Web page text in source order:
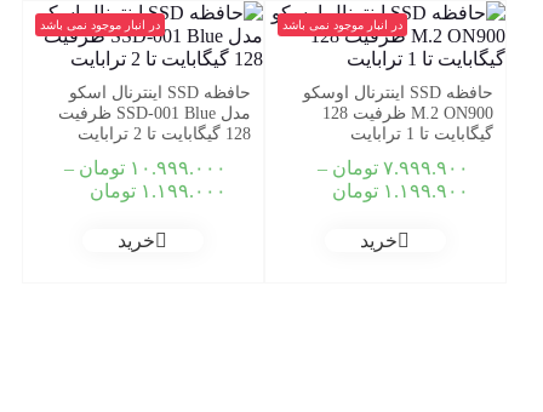
در انبار موجود نمی باشد
حافظه SSD اینترنال اوسکو
M.2 ON900 ظرفیت 128
گیگابایت تا 1 ترابایت
۷.۹۹۹.۹۰۰ تومان –
۱.۱۹۹.۹۰۰ تومان
خرید
در انبار موجود نمی باشد
حافظه SSD اینترنال اسکو
مدل SSD-001 Blue ظرفیت
128 گیگابایت تا 2 ترابایت
۱۰.۹۹۹.۰۰۰ تومان –
۱.۱۹۹.۰۰۰ تومان
خرید